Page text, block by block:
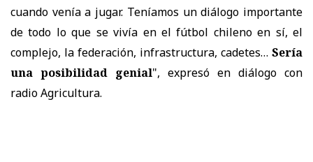
cuando venía a jugar. Teníamos un diálogo importante
de todo lo que se vivía en el fútbol chileno en sí, el
complejo, la federación, infrastructura, cadetes… Sería
una posibilidad genial", expresó en diálogo con
radio Agricultura.